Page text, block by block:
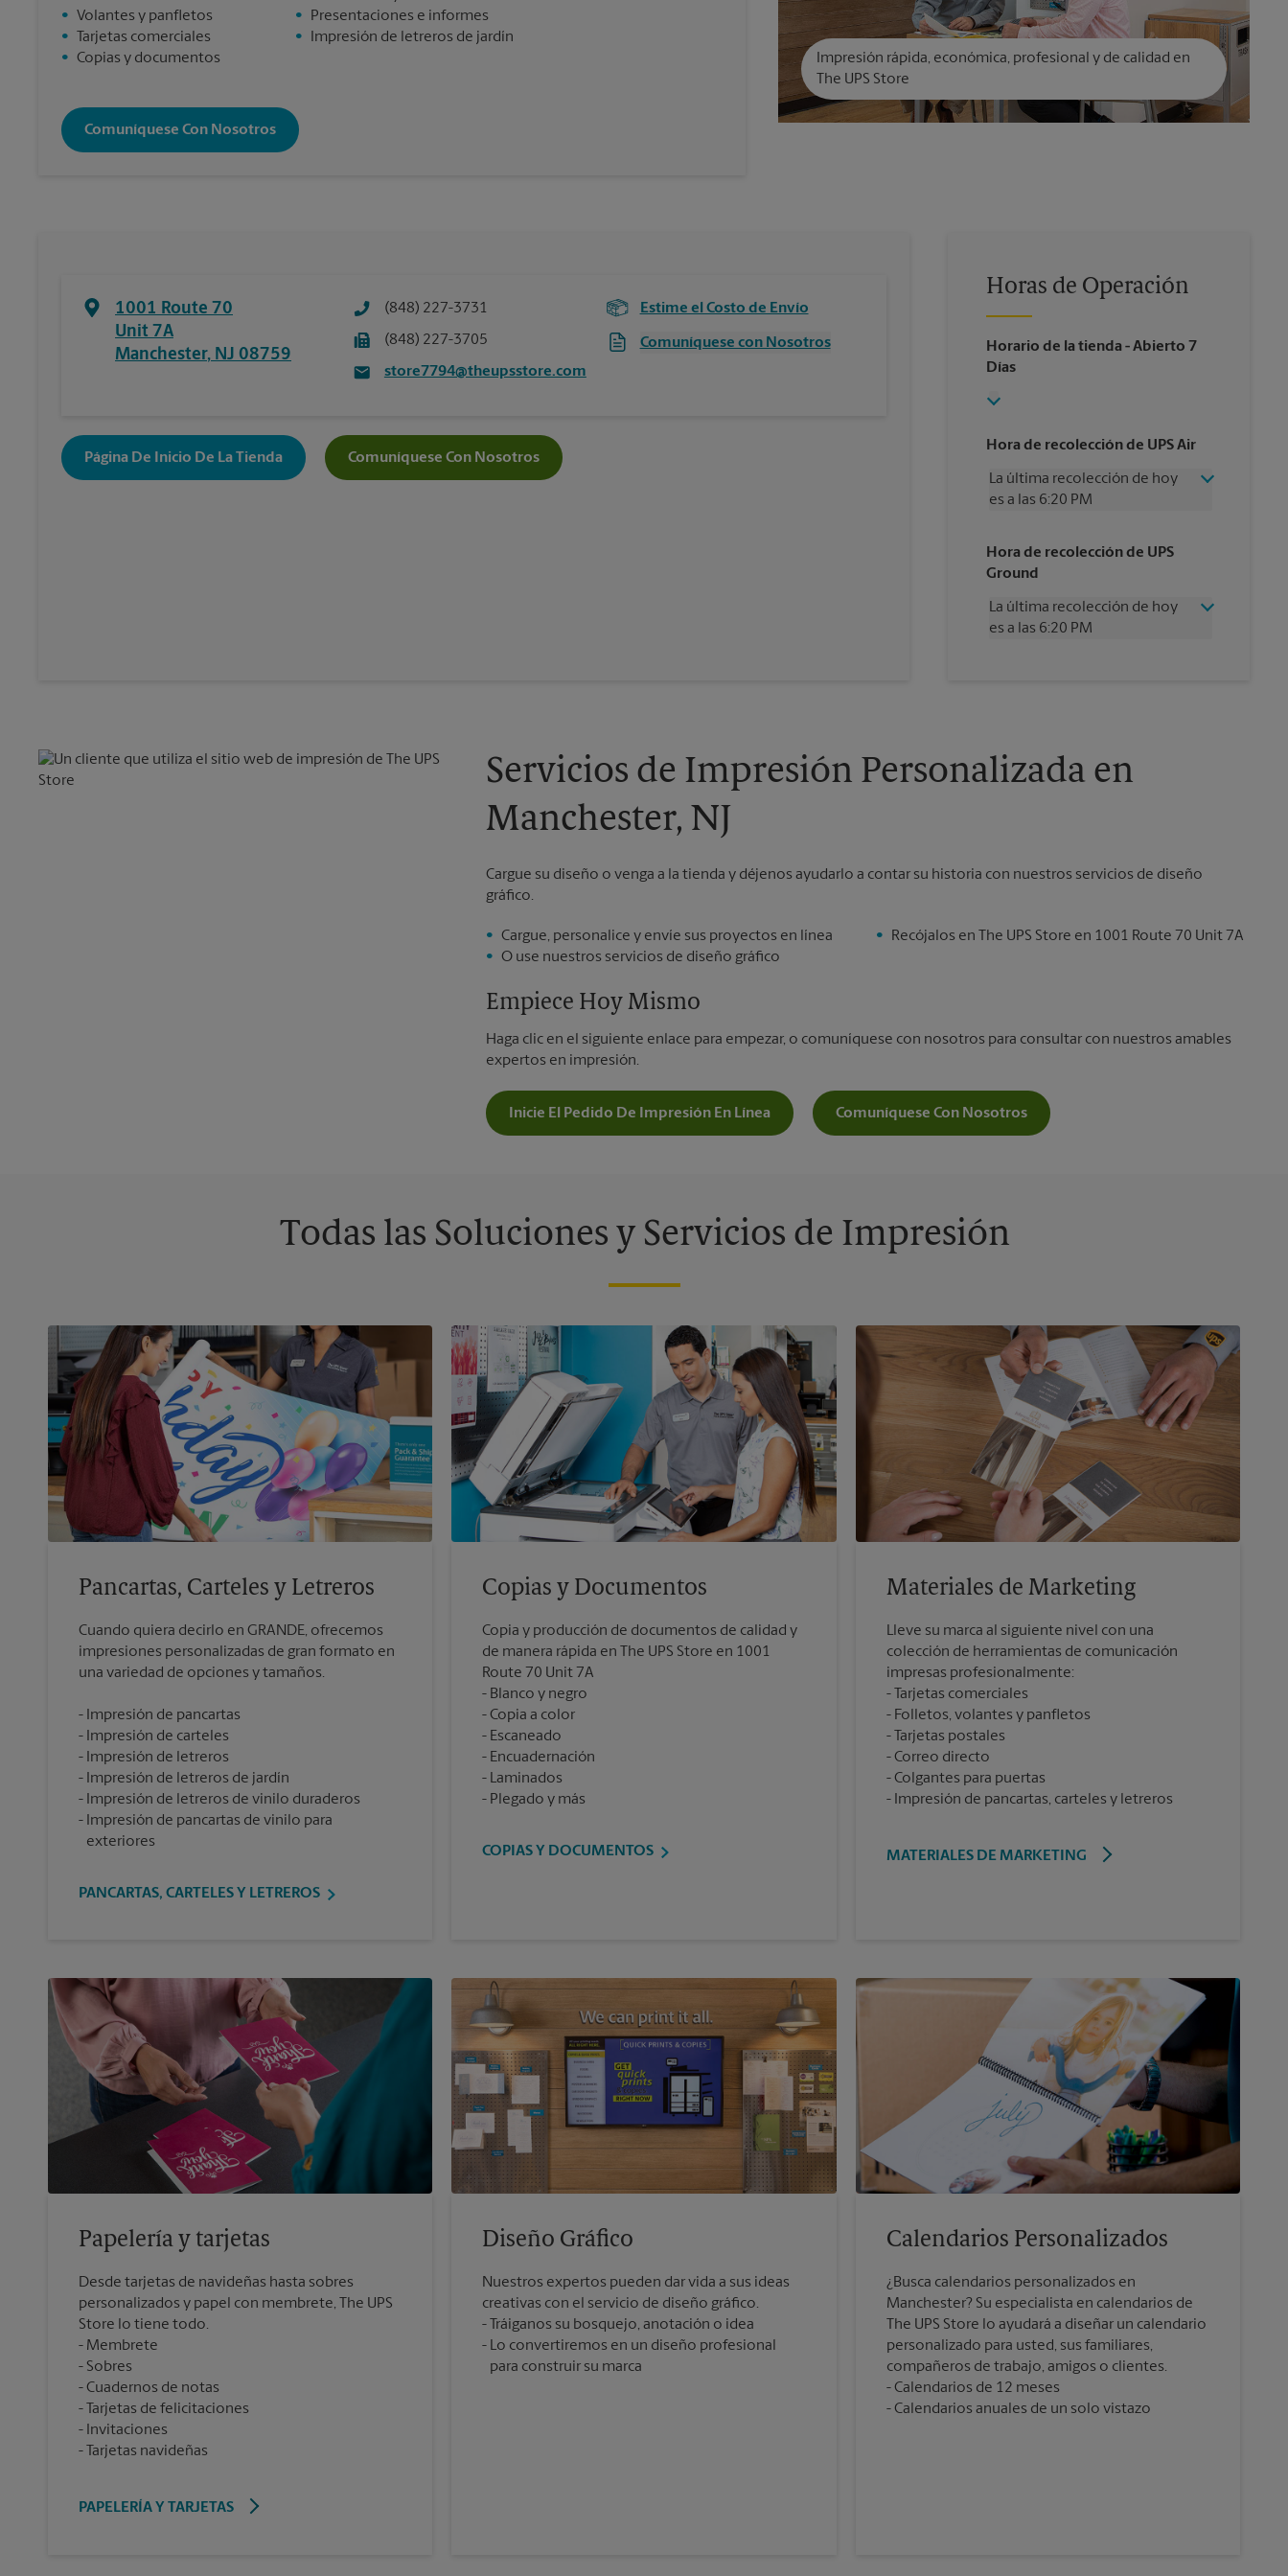
•
Volantes y panfletos
•
Tarjetas comerciales
• Copias y documentos
•
Presentaciones e informes
•
Impresión de letreros de jardín
Comuníquese Con Nosotros
Impresión rápida, económica, profesional y de calidad en
The UPS Store
1001 Route 70
Unit 7A
Manchester, NJ 08759
(848) 227-3731
(848) 227-3705
store7794@theupsstore.com
Estime el Costo de Envío
Comuníquese con Nosotros
Página De Inicio De La Tienda Comuníquese Con Nosotros
Horas de Operación
Horario de la tienda - Abierto 7
Días
Hora de recolección de UPS Air
La última recolección de hoy
es a las 6:20 PM
Jueves
6:20 PM
Viernes
Sábado
2:20 PM
Domingo
Sin Recolección
Hora de recolección de UPS
Ground
La última recolección de hoy
es a las 6:20 PM
Domingo
Lunes
6:20 PM
Servicios de Impresión Personalizada en
Manchester, NJ
Cargue su diseño o venga a la tienda y déjenos ayudarlo a contar su historia con nuestros servicios de diseño
gráfico.
Cargue, personalice y envíe sus proyectos en línea
O use nuestros servicios de diseño gráfico
Recójalos en The UPS Store en 1001 Route 70 Unit 7A
Empiece Hoy Mismo
Haga clic en el siguiente enlace para empezar, o comuníquese con nosotros para consultar con nuestros amables
expertos en impresión.
Inicie El Pedido De Impresión En Línea Comuníquese Con Nosotros
Todas las Soluciones y Servicios de Impresión
Pancartas, Carteles y Letreros
Cuando quiera decirlo en GRANDE, ofrecemos
impresiones personalizadas de gran formato en
Impresión de pancartas
Impresión de carteles
Impresión de letreros
Impresión de letreros de jardín
Impresión de letreros de vinilo duraderos
Impresión de pancartas de vinilo para
exteriores
PANCARTAS, CARTELES Y LETREROS
Copias y Documentos
Copia y producción de documentos de calidad y
de manera rápida en The UPS Store en 1001
Route 70 Unit 7A
Blanco y negro
Copia a color
Escaneado
Encuadernación
Laminados
Plegado y más
COPIAS Y DOCUMENTOS
Materiales de Marketing
Lleve su marca al siguiente nivel con una
colección de herramientas de comunicación
impresas profesionalmente:
Tarjetas comerciales
Folletos, volantes y panfletos
Tarjetas postales
Correo directo
Colgantes para puertas
Impresión de pancartas, carteles y letreros
MATERIALES DE MARKETING
Papelería y tarjetas
Desde tarjetas de navideñas hasta sobres
personalizados y papel con membrete, The UPS
Store lo tiene todo.
Membrete
Sobres
Cuadernos de notas
Tarjetas de felicitaciones
Invitaciones
Tarjetas navideñas
PAPELERÍA Y TARJETAS
Diseño Gráfico
Nuestros expertos pueden dar vida a sus ideas
creativas con el servicio de diseño gráfico.
Tráiganos su bosquejo, anotación o idea
Lo convertiremos en un diseño profesional
para construir su marca
Calendarios Personalizados
¿Busca calendarios personalizados en
Manchester? Su especialista en calendarios de
The UPS Store lo ayudará a diseñar un calendario
personalizado para usted, sus familiares,
compañeros de trabajo, amigos o clientes.
Calendarios de 12 meses
Calendarios anuales de un solo vistazo